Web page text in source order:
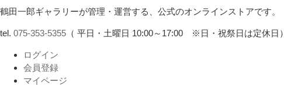
鶴田一郎ギャラリーが管理・運営する、公式のオンラインストアです。
tel. 075-353-5355 （ 平日・土曜日 10:00～17:00 ※日・祝祭日は定休日）
ログイン
会員登録
マイページ